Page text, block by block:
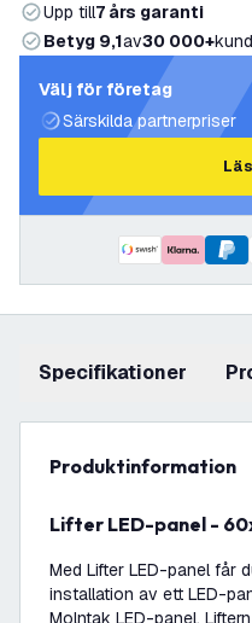
Upp till7 års garanti
Betyg 9,1av30 000+
Välj för företag
Särskilda partnerpriser
Specifikationer
produktinformation
Lifter LED-panel -
Med Lifter LED-panel får
installation av ett LED-
Molntak LED-panel.